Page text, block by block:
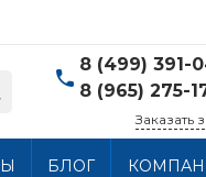
8 (499) 391-
8 (965) 275-
8 (499) 391-
Заказать
БЛОГ